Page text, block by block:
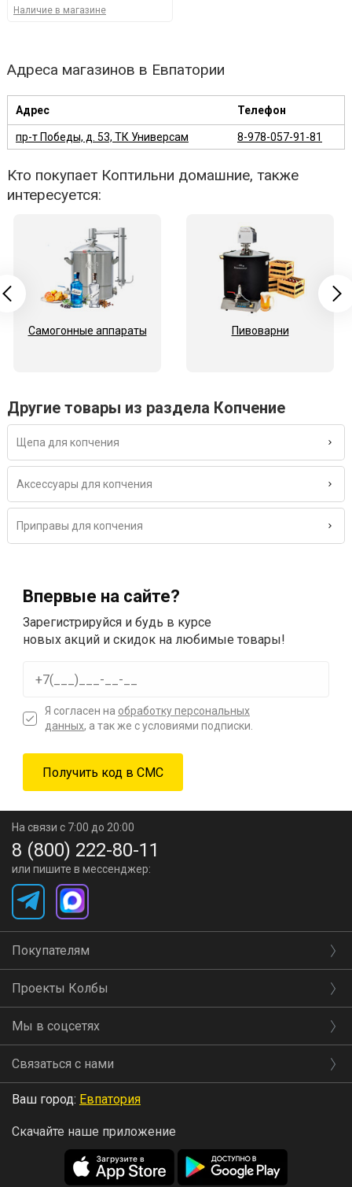
Наличие в магазине
Адреса магазинов в Евпатории
Адрес Телефон
пр-т Победы, д. 53, ТК Универсам 8-978-057-91-81
Кто покупает Коптильни домашние, также
интересуется:
Самогонные аппараты Пивоварни
Другие товары из раздела Копчение
Щепа для копчения
Аксессуары для копчения
Приправы для копчения
Впервые на сайте?
Зарегистрируйся и будь в курсе
новых акций и скидок на любимые товары!
Я согласен на обработку персональных
данных, а так же с условиями подписки.
На связи с 7:00 до 20:00
8 (800) 222-80-11
или пишите в мессенджер:
Покупателям
Проекты Колбы
Мы в соцсетях
Связаться с нами
Ваш город: Евпатория
Скачайте наше приложение